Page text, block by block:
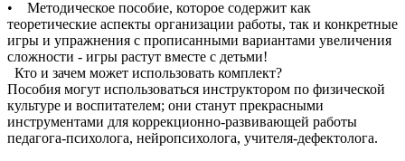
• Методическое пособие, которое содержит как
теоретические аспекты организации работы, так и конкретные
игры и упражнения с прописанными вариантами увеличения
сложности - игры растут вместе с детьми!
Кто и зачем может использовать комплект?
Пособия могут использоваться инструктором по физической
культуре и воспитателем; они станут прекрасными
инструментами для коррекционно-развивающей работы
педагога-психолога, нейропсихолога, учителя-дефектолога.